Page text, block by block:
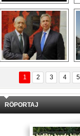
Asla Yalnız
Yürümeyeceksin
Uzun Adam
DAL İÇERİ ZÜBÜK!
1 2 3 4 5
RÖPORTAJ